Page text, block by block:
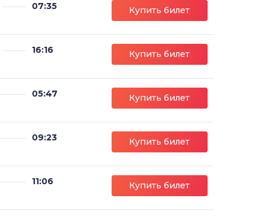
07:35 Купить билет
16:16 Купить билет
05:47 Купить билет
09:23 Купить билет
11:06 Купить билет